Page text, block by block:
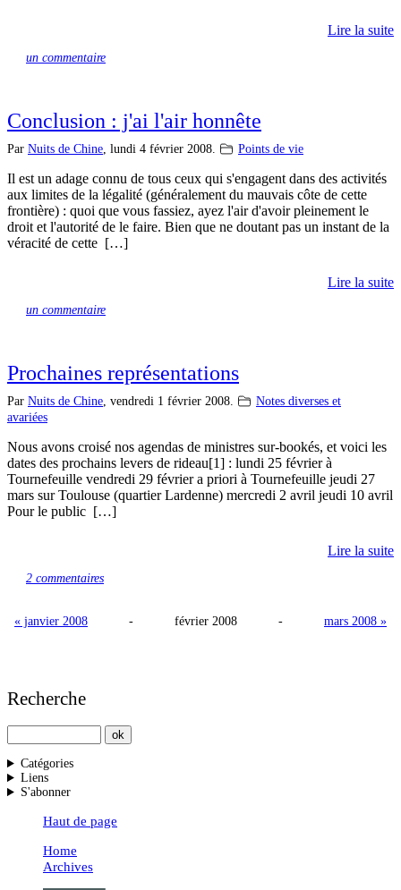
Lire la suite
un commentaire
Conclusion : j'ai l'air honnête
Par Nuits de Chine, lundi 4 février 2008. Points de vie
Il est un adage connu de tous ceux qui s'engagent dans des activités
aux limites de la légalité (généralement du mauvais côte de cette
frontière) : quoi que vous fassiez, ayez l'air d'avoir pleinement le
droit et l'autorité de le faire. Bien que ne doutant pas un instant de la
véracité de cette […]
Lire la suite
un commentaire
Prochaines représentations
Par Nuits de Chine vendredi 1 février 2008.
Notes diverses et
avariées
Nous avons croisé nos agendas de ministres sur-bookés, et voici les
dates des prochains levers de rideau[1] : lundi 25 février à
Tournefeuille vendredi 29 février a priori à Tournefeuille jeudi 27
mars sur Toulouse (quartier Lardenne) mercredi 2 avril jeudi 10 avril
Pour le public […]
Lire la suite
2 commentaires
« janvier 2008 - février 2008 - mars 2008 »
Recherche
Catégories
Liens
S'abonner
Haut de page
Home
Archives